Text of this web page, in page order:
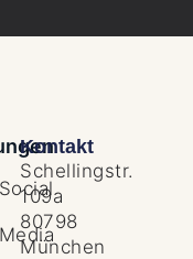
Social
Media
Kontakt
Schellingstr.
109a
80798
München